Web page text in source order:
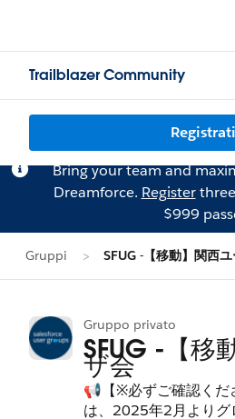
Trailblazer Community
Registrati
Bring your team and
Dreamforce. Register
$999
Gruppi SFUG -【移動】関西
Gruppo privato
SFUG -【移
ザ会
📢【※必ずご確認くだ
は、2025年2月よりグ